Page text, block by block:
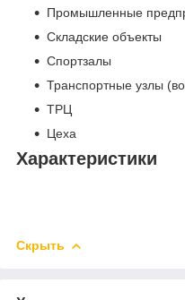
Промышленные
Складские объекты
Спортзалы
Транспортные узлы
ТРЦ
Цеха
Характеристики
Скрыть